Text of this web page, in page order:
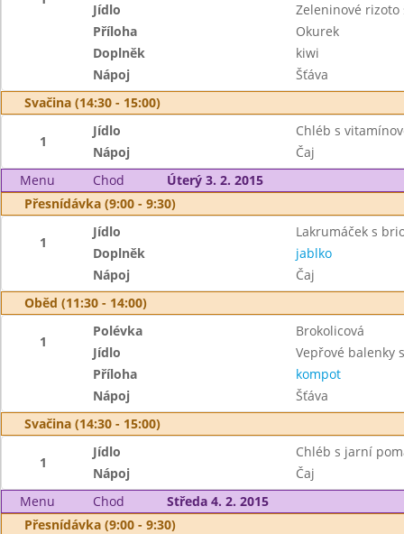
Jídlo
Zeleninové rizoto
Příloha
Okurek
Doplněk
kiwi
Nápoj
Šťáva
Svačina (14:30 - 15:00)
1
Jídlo
Chléb s
Nápoj
Čaj
Menu
Chod
Úterý 3. 2. 2015
Přesnídávka (9:00 - 9:30)
1
Jídlo
Lakrumáček s
Doplněk
jablko
Nápoj
Čaj
Oběd (11:30 - 14:00)
1
Polévka
Brokolicová
Jídlo
Vepřové balenky
Příloha
kompot
Nápoj
Šťáva
Svačina (14:30 - 15:00)
1
Jídlo
Chléb s jarní
Nápoj
Čaj
Menu
Chod
Středa 4. 2. 2015
Přesnídávka (9:00 - 9:30)